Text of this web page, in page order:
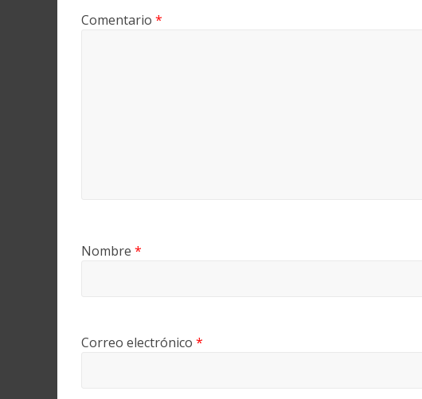
Comentario *
Nombre *
Correo electrónico *